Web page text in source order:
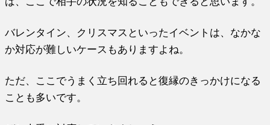
バレンタイン、クリスマスといったイベントは、なかな
か対応が難しいケースもありますよね。
ただ、ここでうまく立ち回れると復縁のきっかけになる
ことも多いです。